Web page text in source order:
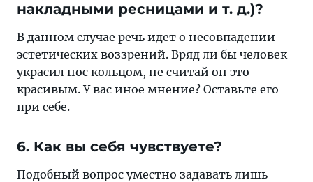
накладными ресницами и т. д.)?
В данном случае речь идет о несовпадении
эстетических воззрений. Вряд ли бы человек
украсил нос кольцом, не считай он это
красивым. У вас иное мнение? Оставьте его
при себе.
6. Как вы себя чувствуете?
Подобный вопрос уместно задавать лишь